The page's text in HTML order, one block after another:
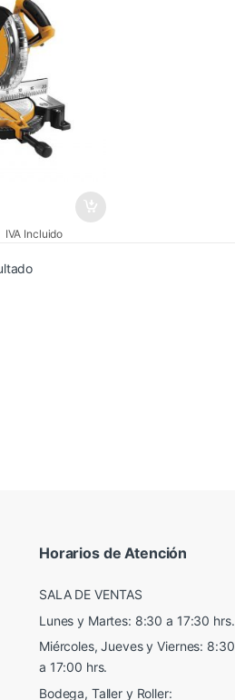
IVA Incluido
Horarios de Atención
SALA DE VENTAS
Lunes y Martes: 8:30 a 17:30 hrs.
Miércoles, Jueves y Viernes: 8:30
a 17:00 hrs.
Bodega, Taller y Roller: